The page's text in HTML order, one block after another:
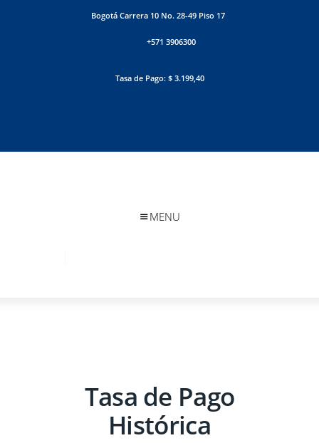
Bogotá Carrera 10 No. 28-49 Piso 17
+571 3906300
Tasa de Pago: $ 3.199,40
MENU
Tasa de Pago
Histórica